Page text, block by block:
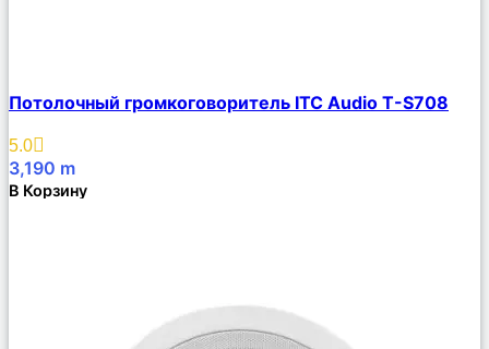
Описание
Избранное
Потолочный громкоговоритель ITC Audio T-S708
5.0
3,190 m
В Корзину